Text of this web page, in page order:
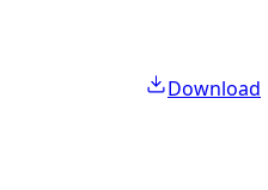
Download